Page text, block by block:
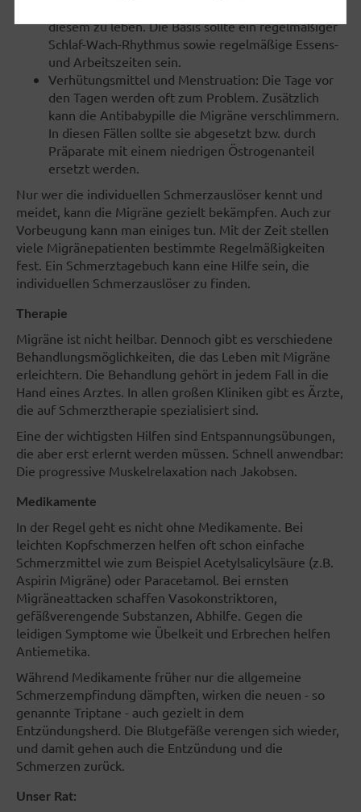
diesem zu leben. Die Basis sollte ein regelmäßiger
Schlaf-Wach-Rhythmus sowie regelmäßige Essens-
und Arbeitszeiten sein.
Verhütungsmittel und Menstruation: Die Tage vor
den Tagen werden oft zum Problem. Zusätzlich
kann die Antibabypille die Migräne verschlimmern.
In diesen Fällen sollte sie abgesetzt bzw. durch
Präparate mit einem niedrigen Östrogenanteil
ersetzt werden.
Nur wer die individuellen Schmerzauslöser kennt und
meidet, kann die Migräne gezielt bekämpfen. Auch zur
Vorbeugung kann man einiges tun. Mit der Zeit stellen
viele Migränepatienten bestimmte Regelmäßigkeiten
fest. Ein Schmerztagebuch kann eine Hilfe sein, die
individuellen Schmerzauslöser zu finden.
Therapie
Migräne ist nicht heilbar. Dennoch gibt es verschiedene
Behandlungsmöglichkeiten, die das Leben mit Migräne
erleichtern. Die Behandlung gehört in jedem Fall in die
Hand eines Arztes. In allen großen Kliniken gibt es Ärzte,
die auf Schmerztherapie spezialisiert sind.
Eine der wichtigsten Hilfen sind Entspannungsübungen,
die aber erst erlernt werden müssen. Schnell anwendbar:
Die progressive Muskelrelaxation nach Jakobsen.
Medikamente
In der Regel geht es nicht ohne Medikamente. Bei
leichten Kopfschmerzen helfen oft schon einfache
Schmerzmittel wie zum Beispiel Acetylsalicylsäure (z.B.
Aspirin Migräne) oder Paracetamol. Bei ernsten
Migräneattacken schaffen Vasokonstriktoren,
gefäßverengende Substanzen, Abhilfe. Gegen die
leidigen Symptome wie Übelkeit und Erbrechen helfen
Antiemetika.
Während Medikamente früher nur die allgemeine
Schmerzempfindung dämpften, wirken die neuen - so
genannte Triptane - auch gezielt in dem
Entzündungsherd. Die Blutgefäße verengen sich wieder,
und damit gehen auch die Entzündung und die
Schmerzen zurück.
Unser Rat: